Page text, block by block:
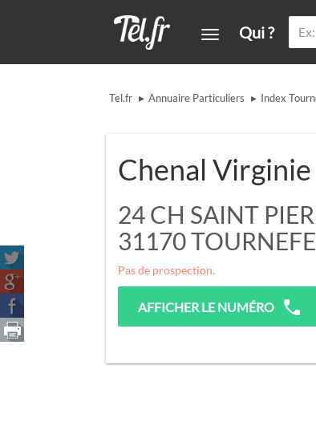
Qui ?
Tel.fr ▸ Annuaire Particuliers ▸ Index
Chenal Virginie
24 CH SAINT
31170
Pas de prospection.
AFFICHER LE NUMÉRO